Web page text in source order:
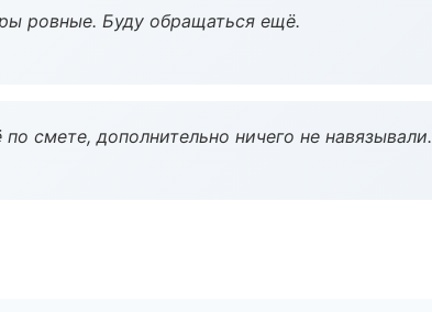
ровные. Буду обращаться ещё.
смете, дополнительно ничего не навязывали.